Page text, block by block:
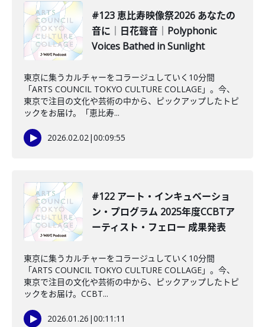
#123 恵比寿映像祭2026 あなたの
音に｜日花聲音｜Polyphonic
Voices Bathed in Sunlight
東京に集うカルチャーをコラージュしていく10分間
「ARTS COUNCIL TOKYO CULTURE COLLAGE」。今、
東京で注目の文化や芸術の中から、ピックアップしたトピ
ックをお届け。「恵比寿...
2026.02.02|00:09:55
#122 アート・インキュベーショ
ン・プログラム 2025年度CCBTア
ーティスト・フェロー 成果発表
東京に集うカルチャーをコラージュしていく10分間
「ARTS COUNCIL TOKYO CULTURE COLLAGE」。今、
東京で注目の文化や芸術の中から、ピックアップしたトピ
ックをお届け。CCBT...
2026.01.26 |00:11:11